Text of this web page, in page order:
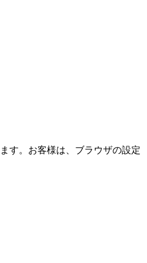
す。お客様は、ブラウザの設定